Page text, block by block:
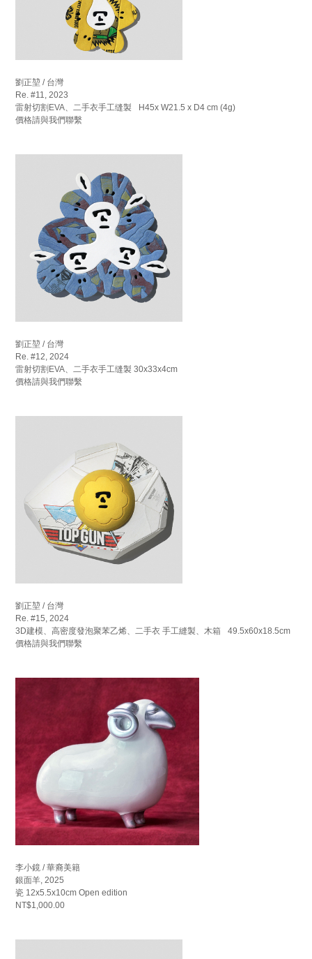
劉正堃 / 台灣
Re. #11, 2023
雷射切割EVA、二手衣手工缝製 H45x W21.5 x D4 cm (4g)
價格請與我們聯繫
劉正堃 / 台灣
Re. #12, 2024
雷射切割EVA、二手衣手工缝製 30x33x4cm
價格請與我們聯繫
劉正堃 / 台灣
Re. #15, 2024
3D建模、高密度發泡聚苯乙烯、二手衣 手工縫製、木箱 49.5x60x18.5cm
價格請與我們聯繫
李小鏡 / 華裔美籍
銀面羊, 2025
瓷 12x5.5x10cm Open edition
NT$1,000.00